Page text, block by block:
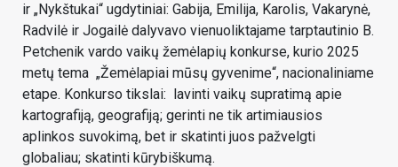
ir „Nykštukai“ ugdytiniai: Gabija, Emilija, Karolis, Vakarynė,
Radvilė ir Jogailė dalyvavo vienuoliktajame tarptautinio B.
Petchenik vardo vaikų žemėlapių konkurse, kurio 2025
metų tema „Žemėlapiai mūsų gyvenime“, nacionaliniame
etape. Konkurso tikslai: lavinti vaikų supratimą apie
kartografiją, geografiją; gerinti ne tik artimiausios
aplinkos suvokimą, bet ir skatinti juos pažvelgti
globaliau; skatinti kūrybiškumą.